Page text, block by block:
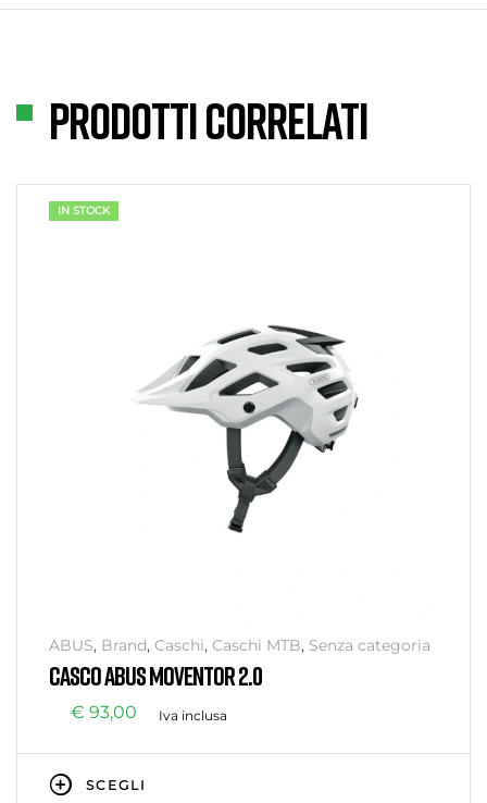
Prodotti correlati
IN STOCK
ABUS, Brand, Caschi, Caschi MTB, Senza categoria
CASCO ABUS MOVENTOR 2.0
€ 93,00 Iva inclusa
SCEGLI